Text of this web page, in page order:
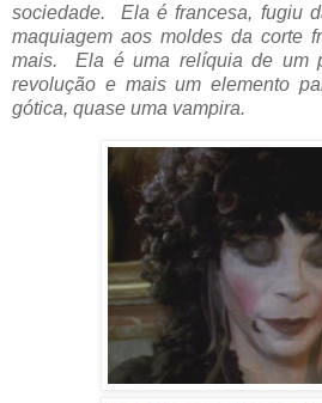
sociedade. Ela é francesa, fugiu
maquiagem aos moldes da corte
mais. Ela é uma relíquia de um
revolução e mais um elemento
gótica, quase uma vampira.